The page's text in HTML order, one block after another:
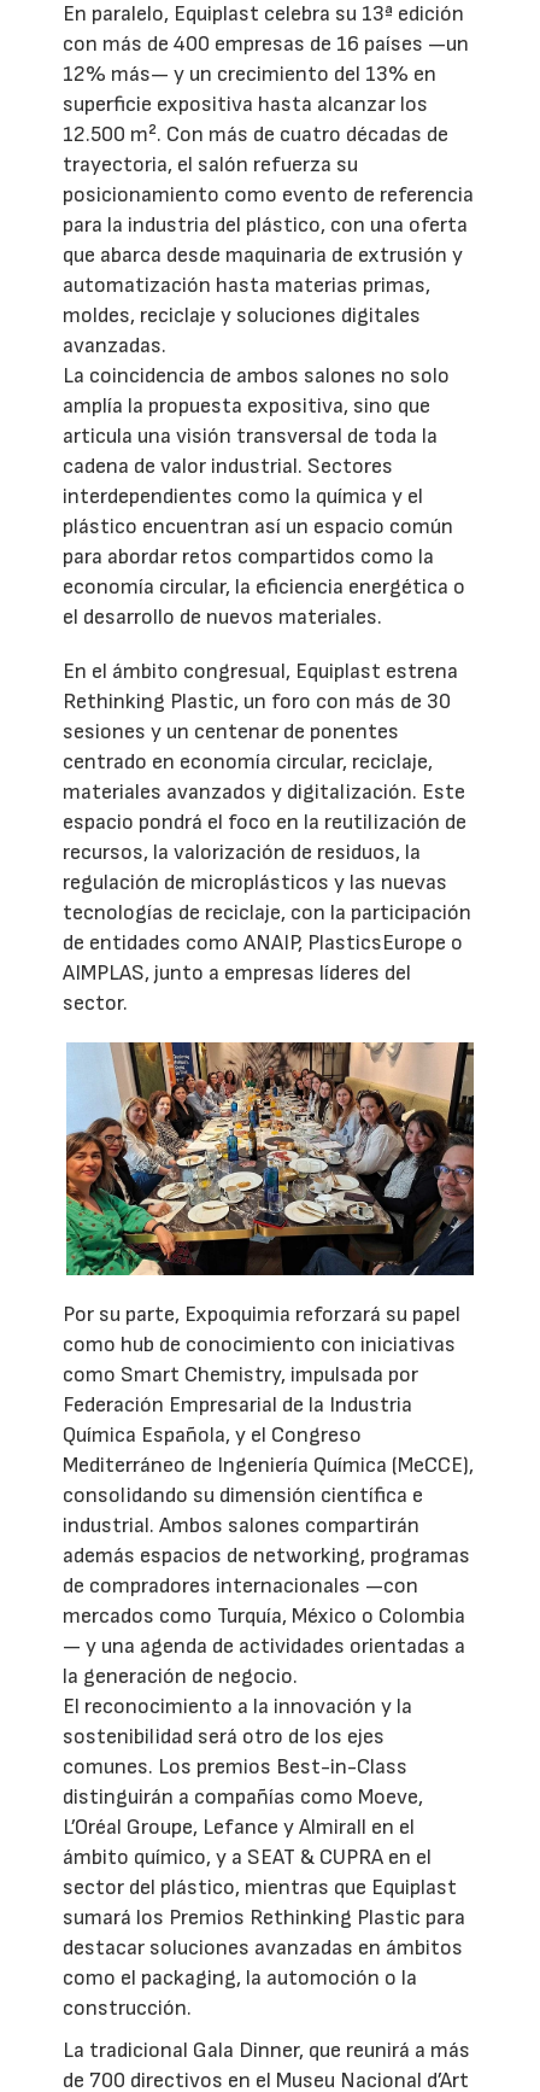
En paralelo, Equiplast celebra su 13ª edición
con más de 400 empresas de 16 países —un
12% más— y un crecimiento del 13% en
superficie expositiva hasta alcanzar los
12.500 m². Con más de cuatro décadas de
trayectoria, el salón refuerza su
posicionamiento como evento de referencia
para la industria del plástico, con una oferta
que abarca desde maquinaria de extrusión y
automatización hasta materias primas,
moldes, reciclaje y soluciones digitales
avanzadas.
La coincidencia de ambos salones no solo
amplía la propuesta expositiva, sino que
articula una visión transversal de toda la
cadena de valor industrial. Sectores
interdependientes como la química y el
plástico encuentran así un espacio común
para abordar retos compartidos como la
economía circular, la eficiencia energética o
el desarrollo de nuevos materiales.
En el ámbito congresual, Equiplast estrena
Rethinking Plastic, un foro con más de 30
sesiones y un centenar de ponentes
centrado en economía circular, reciclaje,
materiales avanzados y digitalización. Este
espacio pondrá el foco en la reutilización de
recursos, la valorización de residuos, la
regulación de microplásticos y las nuevas
tecnologías de reciclaje, con la participación
de entidades como ANAIP, PlasticsEurope o
AIMPLAS, junto a empresas líderes del
sector.
Por su parte, Expoquimia reforzará su papel
como hub de conocimiento con iniciativas
como Smart Chemistry, impulsada por
Federación Empresarial de la Industria
Química Española, y el Congreso
Mediterráneo de Ingeniería Química (MeCCE),
consolidando su dimensión científica e
industrial. Ambos salones compartirán
además espacios de networking, programas
de compradores internacionales —con
mercados como Turquía, México o Colombia
— y una agenda de actividades orientadas a
la generación de negocio.
El reconocimiento a la innovación y la
sostenibilidad será otro de los ejes
comunes. Los premios Best-in-Class
distinguirán a compañías como Moeve,
L’Oréal Groupe, Lefance y Almirall en el
ámbito químico, y a SEAT & CUPRA en el
sector del plástico, mientras que Equiplast
sumará los Premios Rethinking Plastic para
destacar soluciones avanzadas en ámbitos
como el packaging, la automoción o la
construcción.
La tradicional Gala Dinner, que reunirá a más
de 700 directivos en el Museu Nacional d’Art